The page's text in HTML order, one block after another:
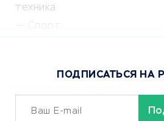
техника
Сервисы доставки
ОБУЧЕНИЕ И РАБОТА
ПОДПИСАТЬСЯ НА